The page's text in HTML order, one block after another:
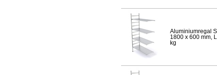
Aluminiumregal
1800 x 600 mm,
kg